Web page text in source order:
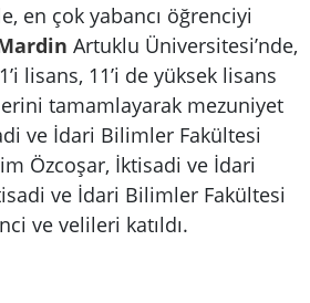
en çok yabancı öğrenciyi
Artuklu Üniversitesi’nde,
lisans, 11’i de yüksek lisans
tamamlayarak mezuniyet
ve İdari Bilimler Fakültesi
Özcoşar, İktisadi ve İdari
ve İdari Bilimler Fakültesi
ve velileri katıldı.